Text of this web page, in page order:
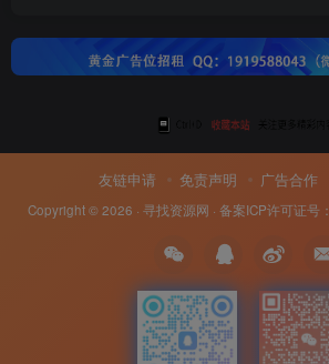
友链申请 免责声明 广告合作
Copyright © 2026 · 寻找资源网 · 备案ICP许可证号：